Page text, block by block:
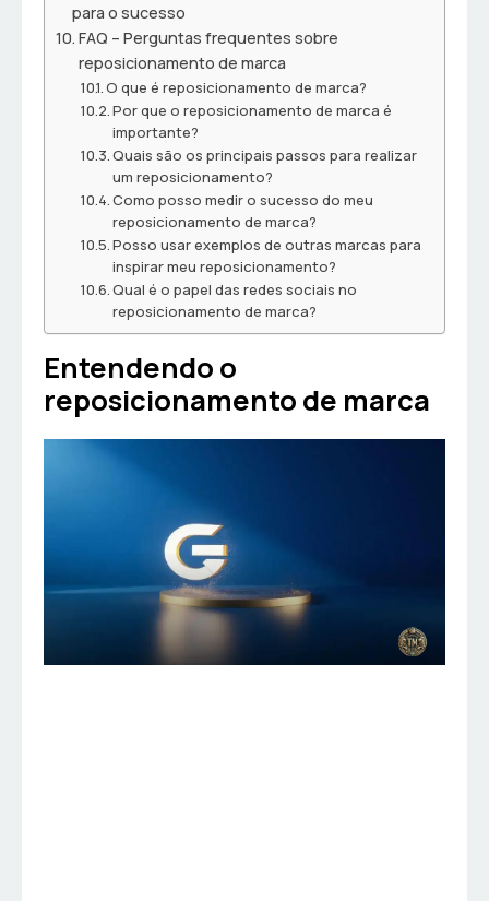
para o sucesso
FAQ – Perguntas frequentes sobre
reposicionamento de marca
O que é reposicionamento de marca?
Por que o reposicionamento de marca é
importante?
Quais são os principais passos para realizar
um reposicionamento?
Como posso medir o sucesso do meu
reposicionamento de marca?
Posso usar exemplos de outras marcas para
inspirar meu reposicionamento?
Qual é o papel das redes sociais no
reposicionamento de marca?
Entendendo o
reposicionamento de marca